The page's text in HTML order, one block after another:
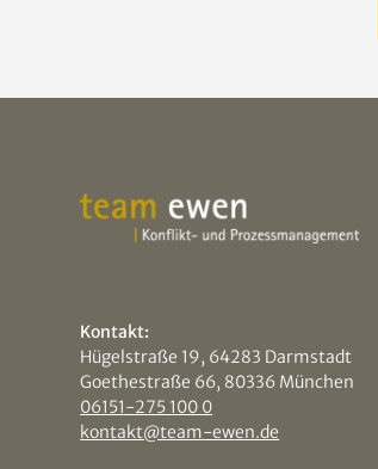
Kontakt:
Hügelstraße 19, 64283 Darmstadt
Goethestraße 66, 80336 München
06151-275 100 0
kontakt@team-ewen.de